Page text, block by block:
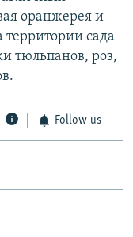
оранжерея и
сада
тюльпанов, роз,
Follow us